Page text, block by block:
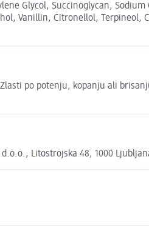
Glycol, Succinoglycan,
Vanillin, Citronellol, Terpineol,
po potenju, kopanju ali
Litostrojska 48, 1000